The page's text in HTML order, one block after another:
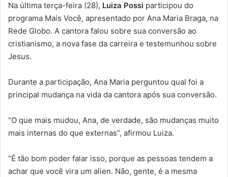
Na última terça-feira (28), Luiza Possi participou do
programa Mais Você, apresentado por Ana Maria Braga, na
Rede Globo. A cantora falou sobre sua conversão ao
cristianismo, a nova fase da carreira e testemunhou sobre
Jesus.
Durante a participação, Ana Maria perguntou qual foi a
principal mudança na vida da cantora após sua conversão.
“O que mais mudou, Ana, de verdade, são mudanças muito
mais internas do que externas”, afirmou Luiza.
“É tão bom poder falar isso, porque as pessoas tendem a
achar que você vira um alien. Não, gente, é a mesma